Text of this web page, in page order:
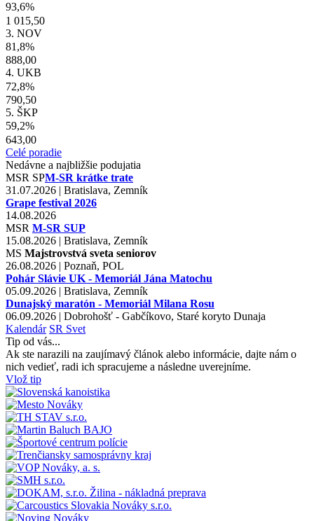
93,6%
1 015,50
3. NOV
81,8%
888,00
4. UKB
72,8%
790,50
5. ŠKP
59,2%
643,00
Celé poradie
Nedávne a najbližšie podujatia
MSR SPM-SR krátke trate
31.07.2026 | Bratislava, Zemník
Grape festival 2026
14.08.2026
MSR M-SR SUP
15.08.2026 | Bratislava, Zemník
MS Majstrovstvá sveta seniorov
26.08.2026 | Poznaň, POL
Pohár Slávie UK - Memoriál Jána Matochu
05.09.2026 | Bratislava, Zemník
Dunajský maratón - Memoriál Milana Rosu
06.09.2026 | Dobrohošť - Gabčíkovo, Staré koryto Dunaja
Kalendár SR Svet
Tip od vás...
Ak ste narazili na zaujímavý článok alebo informácie, dajte nám o
nich vedieť, radi ich spracujeme a následne uverejníme.
Vlož tip